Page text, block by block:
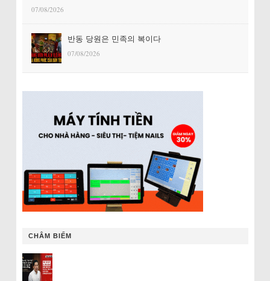
07/08/2026
반동 당원은 민족의 복이다
07/08/2026
CHÂM BIẾM